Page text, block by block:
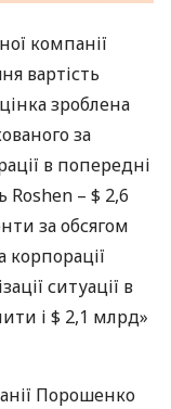
компанії
вартість
зроблена
за
в попередні
Roshen – $ 2,6
за обсягом
корпорації
ситуації в
і $ 2,1 млрд»
Порошенко